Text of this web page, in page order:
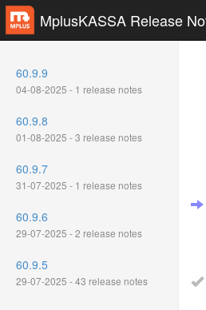
MplusKASSA Release
60.9.9
04-08-2025 - 1 release notes
60.9.8
01-08-2025 - 3 release notes
60.9.7
31-07-2025 - 1 release notes
60.9.6
29-07-2025 - 2 release notes
60.9.5
29-07-2025 - 43 release notes